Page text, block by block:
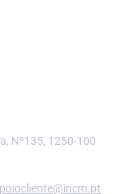
Nº135, 1250-100